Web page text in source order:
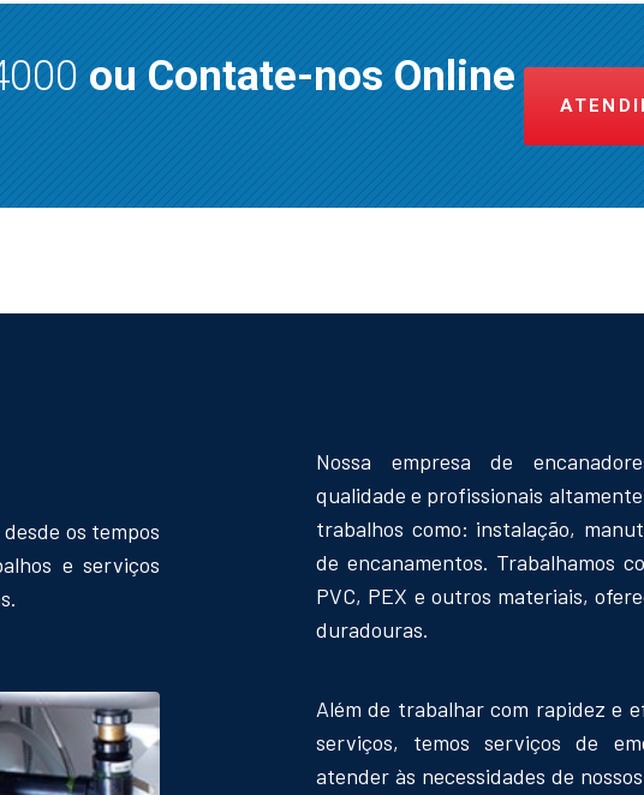
ou Contate-nos Online
os tempos
e serviços
Nossa empresa de
qualidade e profissionais
trabalhos como: instalação,
de encanamentos. Trabalhamos
PVC, PEX e outros materiais,
duradouras.
Além de trabalhar com rapidez e
serviços, temos serviços de
atender às necessidades de